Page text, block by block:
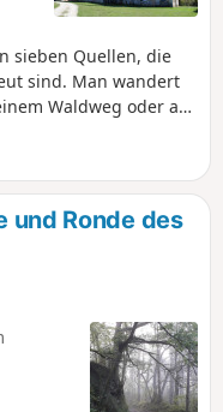
sieben Quellen, die
sind. Man wandert
Waldweg oder auf
und Wiesen
befahrbar.
und Ronde des